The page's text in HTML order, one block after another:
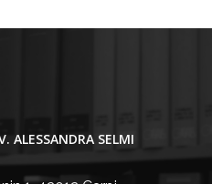
ALESSANDRA SELMI